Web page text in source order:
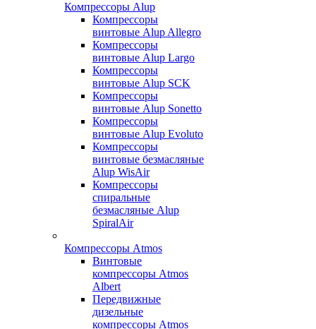
Компрессоры Alup
Компрессоры
винтовые Alup Allegro
Компрессоры
винтовые Alup Largo
Компрессоры
винтовые Alup SCK
Компрессоры
винтовые Alup Sonetto
Компрессоры
винтовые Alup Evoluto
Компрессоры
винтовые безмасляные
Alup WisAir
Компрессоры
спиральные
безмасляные Alup
SpiralAir
Компрессоры Atmos
Винтовые
компрессоры Atmos
Albert
Передвижные
дизельные
компрессоры Atmos